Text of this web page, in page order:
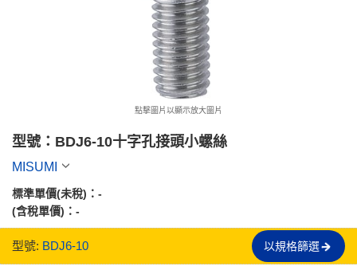
點擊圖片以顯示放大圖片
型號：BDJ6-10十字孔接頭小螺絲
MISUMI
標準單價(未稅)： -
(含稅單價)： -
型號: BDJ6-10 以規格篩選